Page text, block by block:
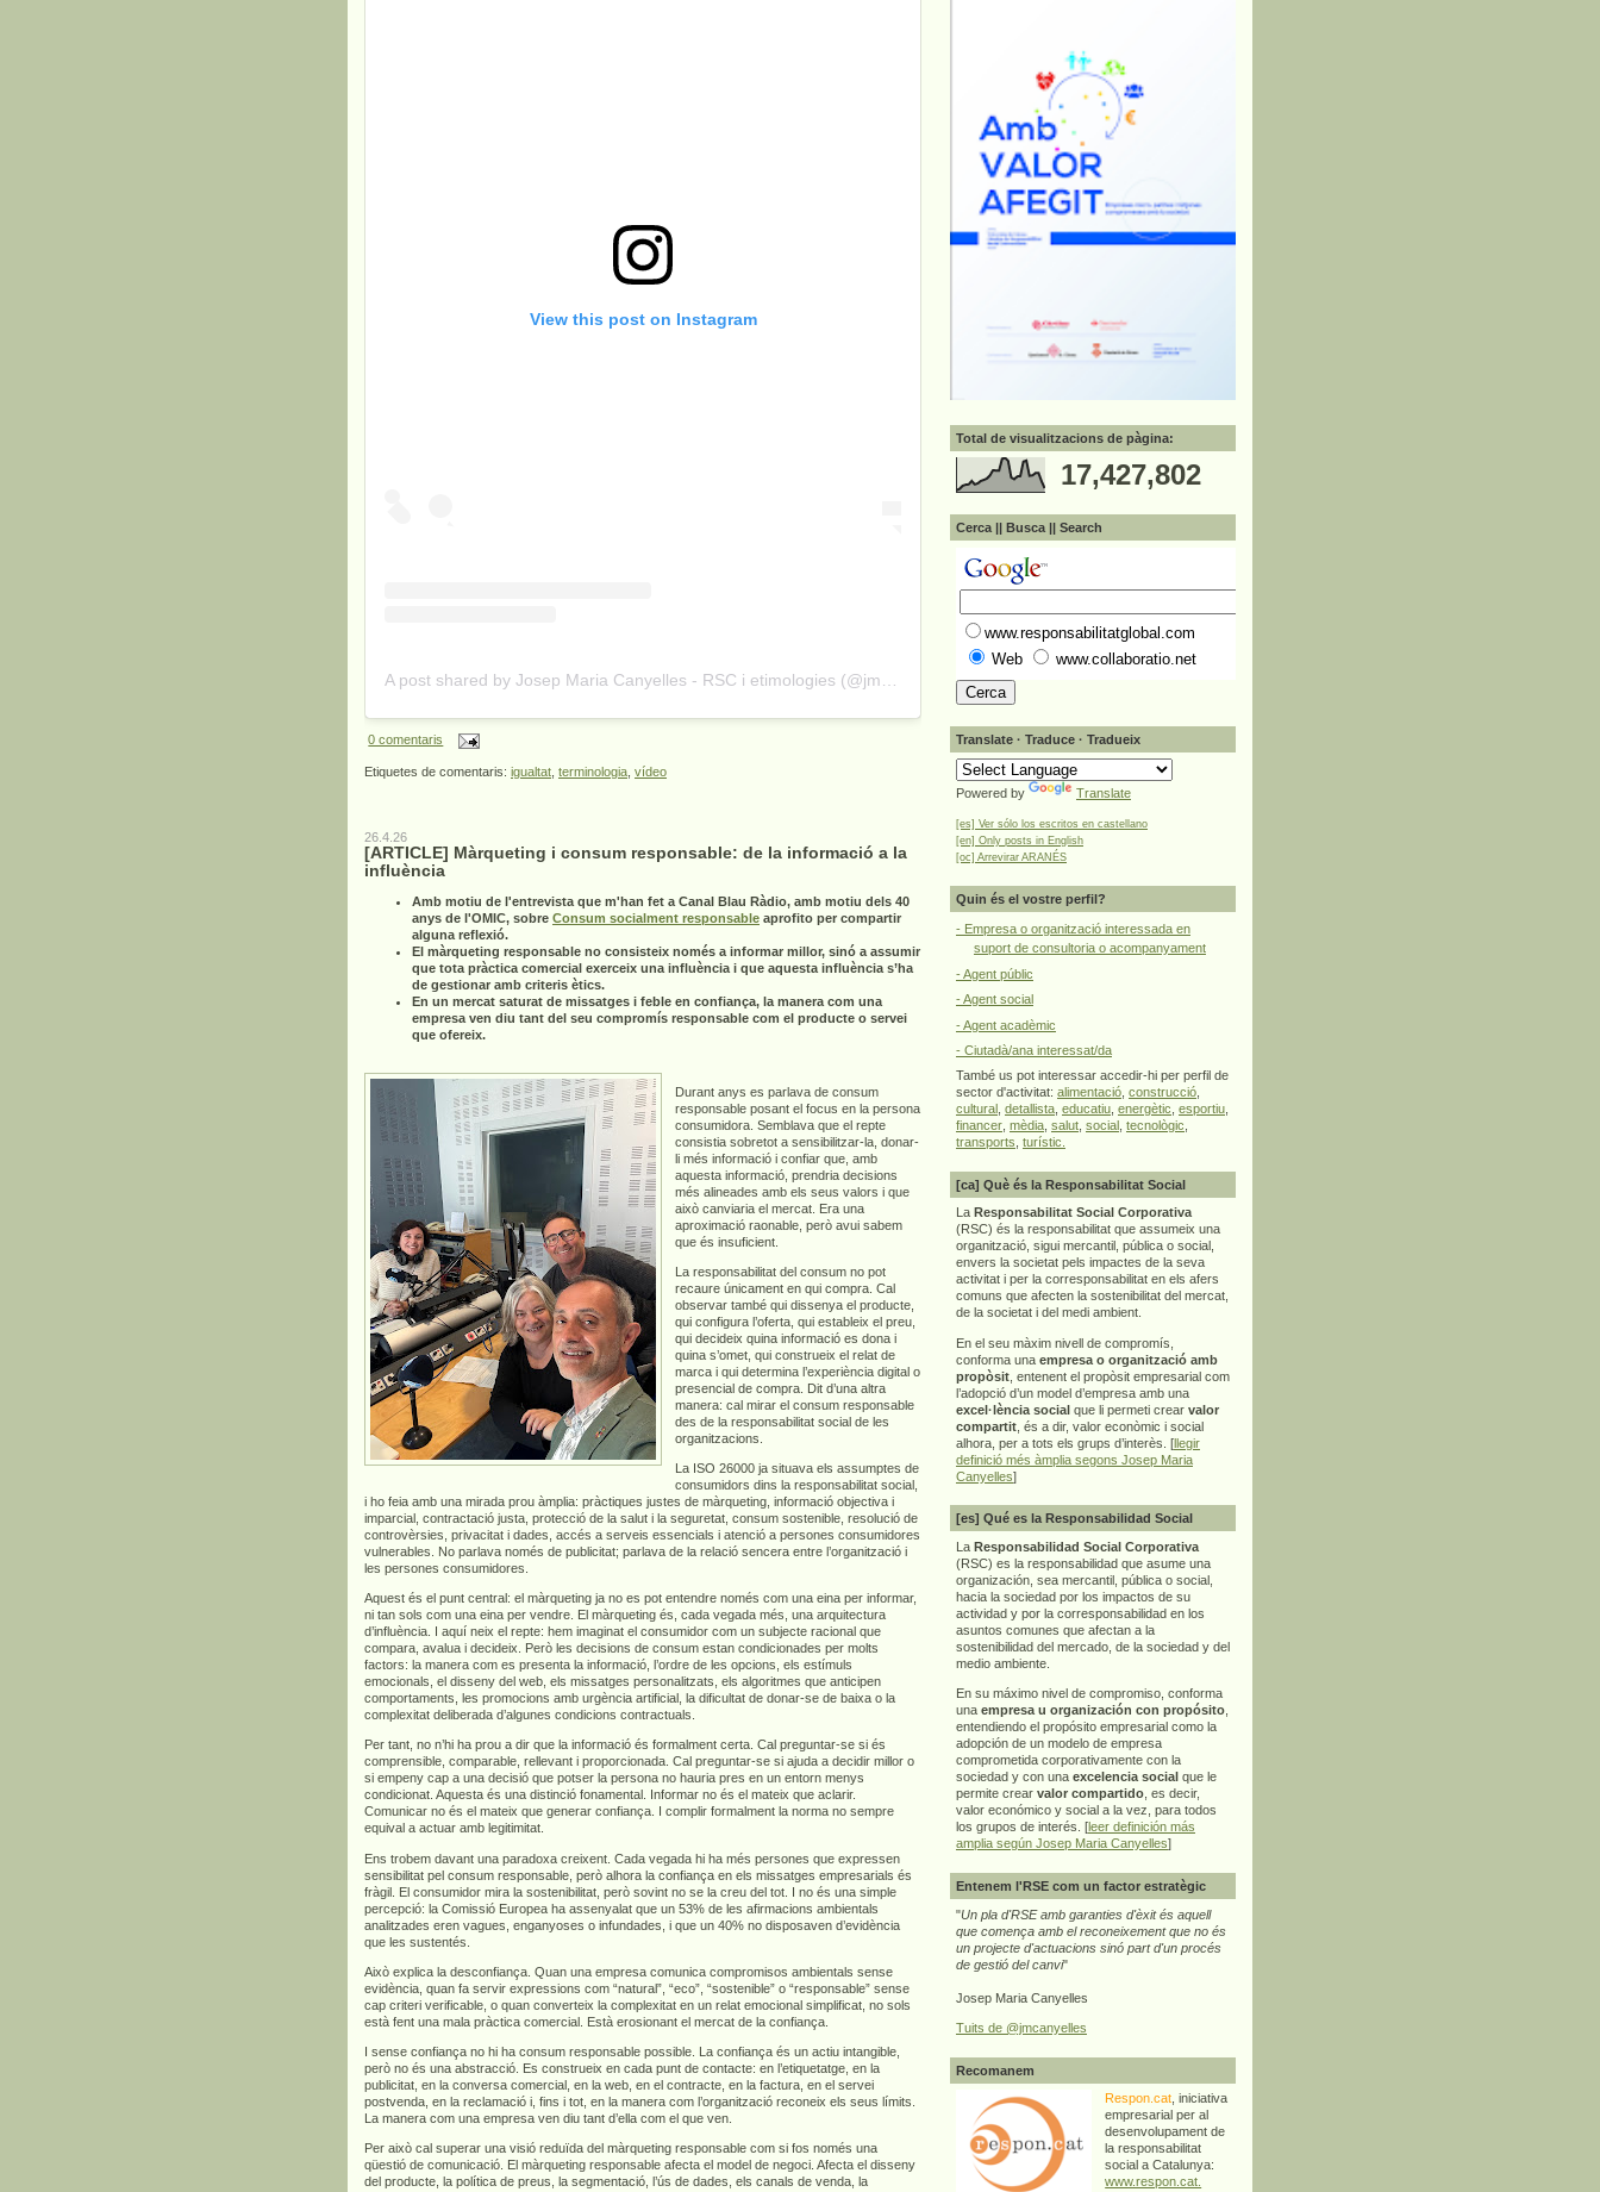
View this post on Instagram
A post shared by Josep Maria Canyelles - RSC i etimologies (@jmcanyelles)
0 comentaris
Etiquetes de comentaris: igualtat terminologia vídeo
26.4.26
[ARTICLE] Màrqueting i consum responsable: de la informació a la
influència
Amb motiu de l'entrevista que m'han fet a Canal Blau Ràdio, amb motiu dels 40
anys de l'OMIC, sobre Consum socialment responsable aprofito per compartir
alguna reflexió.
El màrqueting responsable no consisteix només a informar millor, sinó a assumir
que tota pràctica comercial exerceix una influència i que aquesta influència s’ha
de gestionar amb criteris ètics.
En un mercat saturat de missatges i feble en confiança, la manera com una
empresa ven diu tant del seu compromís responsable com el producte o servei
que ofereix.
Durant anys es parlava de consum
responsable posant el focus en la persona
consumidora. Semblava que el repte
consistia sobretot a sensibilitzar-la, donar-
li més informació i confiar que, amb
aquesta informació, prendria decisions
més alineades amb els seus valors i que
això canviaria el mercat. Era una
aproximació raonable, però avui sabem
que és insuficient.
La responsabilitat del consum no pot
recaure únicament en qui compra. Cal
observar també qui dissenya el producte,
qui configura l’oferta, qui estableix el preu,
qui decideix quina informació es dona i
quina s’omet, qui construeix el relat de
marca i qui determina l’experiència digital o
presencial de compra. Dit d’una altra
manera: cal mirar el consum responsable
des de la responsabilitat social de les
organitzacions.
La ISO 26000 ja situava els assumptes de
consumidors dins la responsabilitat social,
i ho feia amb una mirada prou àmplia: pràctiques justes de màrqueting, informació objectiva i
imparcial, contractació justa, protecció de la salut i la seguretat, consum sostenible, resolució de
controvèrsies, privacitat i dades, accés a serveis essencials i atenció a persones consumidores
vulnerables. No parlava només de publicitat; parlava de la relació sencera entre l’organització i
les persones consumidores.
Aquest és el punt central: el màrqueting ja no es pot entendre només com una eina per informar,
ni tan sols com una eina per vendre. El màrqueting és, cada vegada més, una arquitectura
d’influència. I aquí neix el repte: hem imaginat el consumidor com un subjecte racional que
compara, avalua i decideix. Però les decisions de consum estan condicionades per molts
factors: la manera com es presenta la informació, l’ordre de les opcions, els estímuls
emocionals, el disseny del web, els missatges personalitzats, els algoritmes que anticipen
comportaments, les promocions amb urgència artificial, la dificultat de donar-se de baixa o la
complexitat deliberada d’algunes condicions contractuals.
Per tant, no n’hi ha prou a dir que la informació és formalment certa. Cal preguntar-se si és
comprensible, comparable, rellevant i proporcionada. Cal preguntar-se si ajuda a decidir millor o
si empeny cap a una decisió que potser la persona no hauria pres en un entorn menys
condicionat. Aquesta és una distinció fonamental. Informar no és el mateix que aclarir.
Comunicar no és el mateix que generar confiança. I complir formalment la norma no sempre
equival a actuar amb legitimitat.
Ens trobem davant una paradoxa creixent. Cada vegada hi ha més persones que expressen
sensibilitat pel consum responsable, però alhora la confiança en els missatges empresarials és
fràgil. El consumidor mira la sostenibilitat, però sovint no se la creu del tot. I no és una simple
percepció: la Comissió Europea ha assenyalat que un 53% de les afirmacions ambientals
analitzades eren vagues, enganyoses o infundades, i que un 40% no disposaven d’evidència
que les sustentés.
Això explica la desconfiança. Quan una empresa comunica compromisos ambientals sense
evidència, quan fa servir expressions com “natural”, “eco”, “sostenible” o “responsable” sense
cap criteri verificable, o quan converteix la complexitat en un relat emocional simplificat, no sols
està fent una mala pràctica comercial. Està erosionant el mercat de la confiança.
I sense confiança no hi ha consum responsable possible. La confiança és un actiu intangible,
però no és una abstracció. Es construeix en cada punt de contacte: en l’etiquetatge, en la
publicitat, en la conversa comercial, en la web, en el contracte, en la factura, en el servei
postvenda, en la reclamació i, fins i tot, en la manera com l’organització reconeix els seus límits.
La manera com una empresa ven diu tant d’ella com el que ven.
Per això cal superar una visió reduïda del màrqueting responsable com si fos només una
qüestió de comunicació. El màrqueting responsable afecta el model de negoci. Afecta el disseny
del producte, la política de preus, la segmentació, l’ús de dades, els canals de venda, la
Total de visualitzacions de pàgina:
17,427,802
Cerca || Busca || Search
www.responsabilitatglobal.com
Web
www.collaboratio.net
Translate · Traduce · Tradueix
Powered by Translate
[es] Ver sólo los escritos en castellano
[en] Only posts in English
[oc] Arrevirar ARANÉS
Quin és el vostre perfil?
- Empresa o organització interessada en
suport de consultoria o acompanyament
- Agent públic
- Agent social
- Agent acadèmic
- Ciutadà/ana interessat/da
També us pot interessar accedir-hi per perfil de
sector d'activitat: alimentació construcció
cultural detallista educatiu energètic esportiu
financer mèdia salut social tecnològic
transports turístic.
[ca] Què és la Responsabilitat Social
La Responsabilitat Social Corporativa
(RSC) és la responsabilitat que assumeix una
organització, sigui mercantil, pública o social,
envers la societat pels impactes de la seva
activitat i per la corresponsabilitat en els afers
comuns que afecten la sostenibilitat del mercat,
de la societat i del medi ambient.
En el seu màxim nivell de compromís,
conforma una empresa o organització amb
propòsit , entenent el propòsit empresarial com
l’adopció d’un model d’empresa amb una
excel·lència social que li permeti crear valor
compartit , és a dir, valor econòmic i social
alhora, per a tots els grups d’interès. [llegir
definició més àmplia segons Josep Maria
Canyelles]
[es] Qué es la Responsabilidad Social
La Responsabilidad Social Corporativa
(RSC) es la responsabilidad que asume una
organización, sea mercantil, pública o social,
hacia la sociedad por los impactos de su
actividad y por la corresponsabilidad en los
asuntos comunes que afectan a la
sostenibilidad del mercado, de la sociedad y del
medio ambiente.
En su máximo nivel de compromiso, conforma
una empresa u organización con propósito
entendiendo el propósito empresarial como la
adopción de un modelo de empresa
comprometida corporativamente con la
sociedad y con una excelencia social que le
permite crear valor compartido , es decir,
valor económico y social a la vez, para todos
los grupos de interés. [leer definición más
amplia según Josep Maria Canyelles]
Entenem l'RSE com un factor estratègic
"Un pla d'RSE amb garanties d'èxit és aquell
que comença amb el reconeixement que no és
un projecte d'actuacions sinó part d'un procés
de gestió del canvi"
Josep Maria Canyelles
Tuits de @jmcanyelles
Recomanem
Respon.cat , iniciativa
empresarial per al
desenvolupament de
la responsabilitat
social a Catalunya:
www.respon.cat.